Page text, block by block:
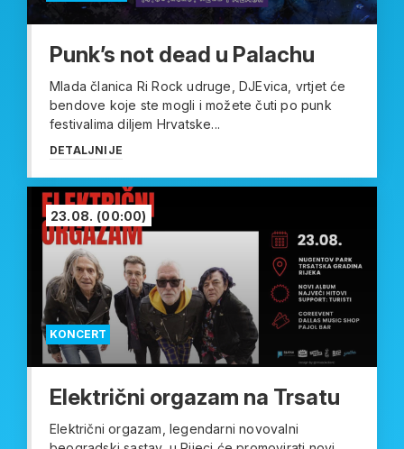
Punk’s not dead u Palachu
Mlada članica Ri Rock udruge, DJEvica, vrtjet će
bendove koje ste mogli i možete čuti po punk
festivalima diljem Hrvatske...
DETALJNIJE
KONCERT
23.08. (00:00)
Električni orgazam na Trsatu
Električni orgazam, legendarni novovalni